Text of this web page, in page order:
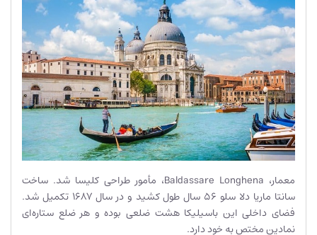
معمار، Baldassare Longhena، مأمور طراحی کلیسا شد. ساخت
سانتا ماریا دلا سلو 56 سال طول کشید و در سال 1687 تکمیل شد.
فضای داخلی این باسیلیکا هشت ضلعی بوده و هر ضلع ستاره‌ای
نمادین مختص به خود دارد.